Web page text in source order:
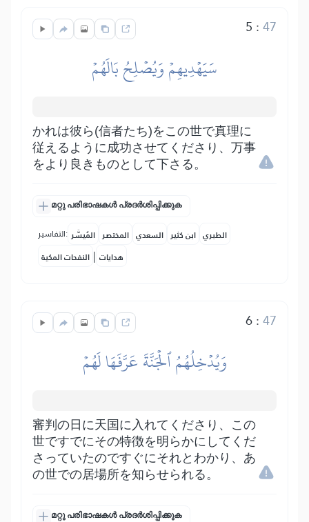
5 :47
سَيَهۡدِيهِمۡ وَيُصۡلِحُ بَالَهُمۡ
かれは彼ら(信者たち)をこの世で真理に
従えるように成功させてくださり、万事
をより良きものとして下さる。
മറ്റു പരിഭാഷകൾ പ്രദർശിപ്പിക്കുക
التفاسير: المُيسَّر المختصر السعدي ابن كثير الطبري
النفحات المكية | هدايات
6:47
وَيُدۡخِلُهُمُ ٱلۡجَنَّةَ عَرَّفَهَا لَهُمۡ
審判の日に天国に入れてくださり、この
世ですでにその特徴を明らかにしてくだ
さっていたのですぐにそれとわかり、あ
の世での居場所を知らせられる。
മറ്റു പരിഭാഷകൾ പ്രദർശിപ്പിക്കുക